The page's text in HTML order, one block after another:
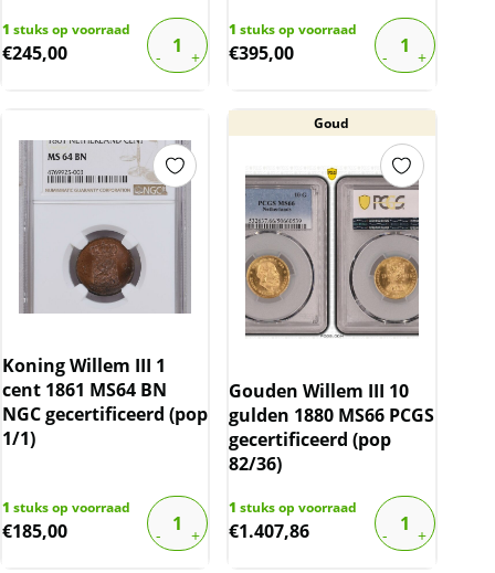
1 stuks op voorraad
€245,00
1 stuks op voorraad
€395,00
Koning Willem III 1
cent 1861 MS64 BN
NGC gecertificeerd (pop
1/1)
1 stuks op voorraad
€185,00
Goud
Gouden Willem III 10
gulden 1880 MS66 PCGS
gecertificeerd (pop
82/36)
1 stuks op voorraad
€1.407,86